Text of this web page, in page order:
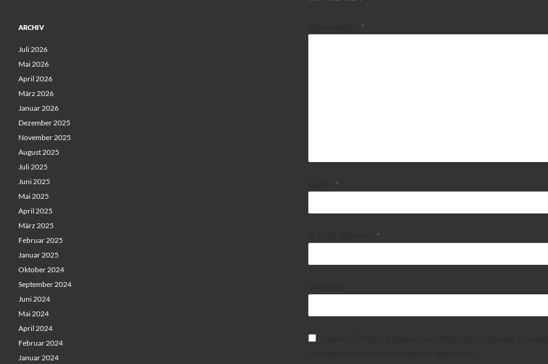
*
*
*
ARCHIV
Juli 2026
Mai 2026
April 2026
März 2026
Januar 2026
Dezember 2025
November 2025
August 2025
Juli 2025
Juni 2025
Mai 2025
April 2025
März 2025
Februar 2025
Januar 2025
Oktober 2024
September 2024
Juni 2024
Mai 2024
April 2024
Februar 2024
Januar 2024